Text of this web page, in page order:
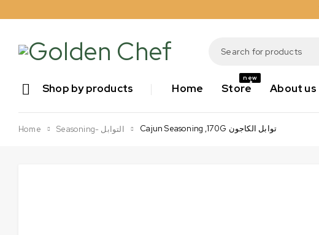
Shop by products Home Store
new
About us
Home Seasoning- التوابل Cajun Seasoning ,170G توابل الكاجون